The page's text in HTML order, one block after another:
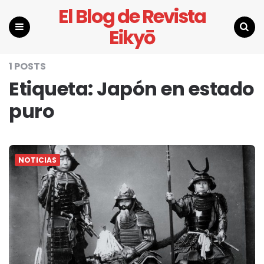
El Blog de Revista
Eikyō
1 POSTS
Etiqueta:Japón en estado
puro
NOTICIAS